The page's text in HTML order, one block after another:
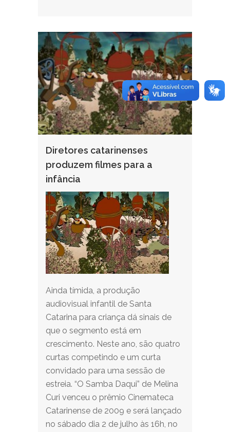
Diretores catarinenses
produzem filmes para a
infância
Ainda tímida, a produção
audiovisual infantil de Santa
Catarina para criança dá sinais de
que o segmento está em
crescimento. Neste ano, são quatro
curtas competindo e um curta
convidado para uma sessão de
estreia. “O Samba Daqui” de Melina
Curi venceu o prêmio Cinemateca
Catarinense de 2009 e será lançado
no sábado dia 2 de julho às 16h, no